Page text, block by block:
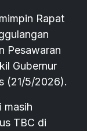
Rapat
Pesawaran
Gubernur
(21/5/2026).
masih
TBC di